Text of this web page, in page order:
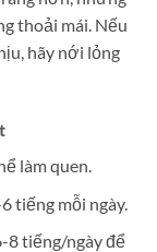
thoải mái. Nếu
hãy nới lỏng
làm quen.
tiếng mỗi ngày.
8 tiếng/ngày để